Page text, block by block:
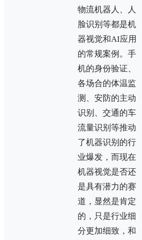
物流机器人、人
脸识别等都是机
器视觉和AI应用
的常规案例。手
机的身份验证、
各场合的体温监
测、安防的主动
识别、交通的车
流量识别等推动
了机器识别的行
业爆发，而现在
机器视觉是否还
是具有潜力的赛
道，显然是肯定
的，只是行业细
分更加细致，和